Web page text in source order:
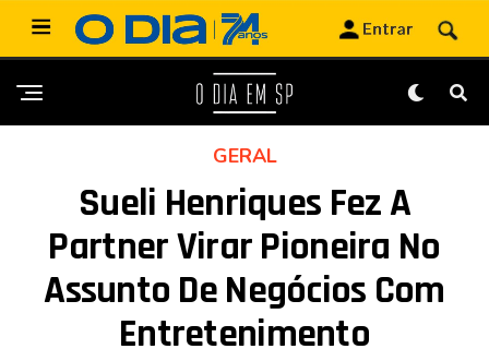
GERAL
Sueli Henriques Fez A
Partner Virar Pioneira No
Assunto De Negócios Com
Entretenimento